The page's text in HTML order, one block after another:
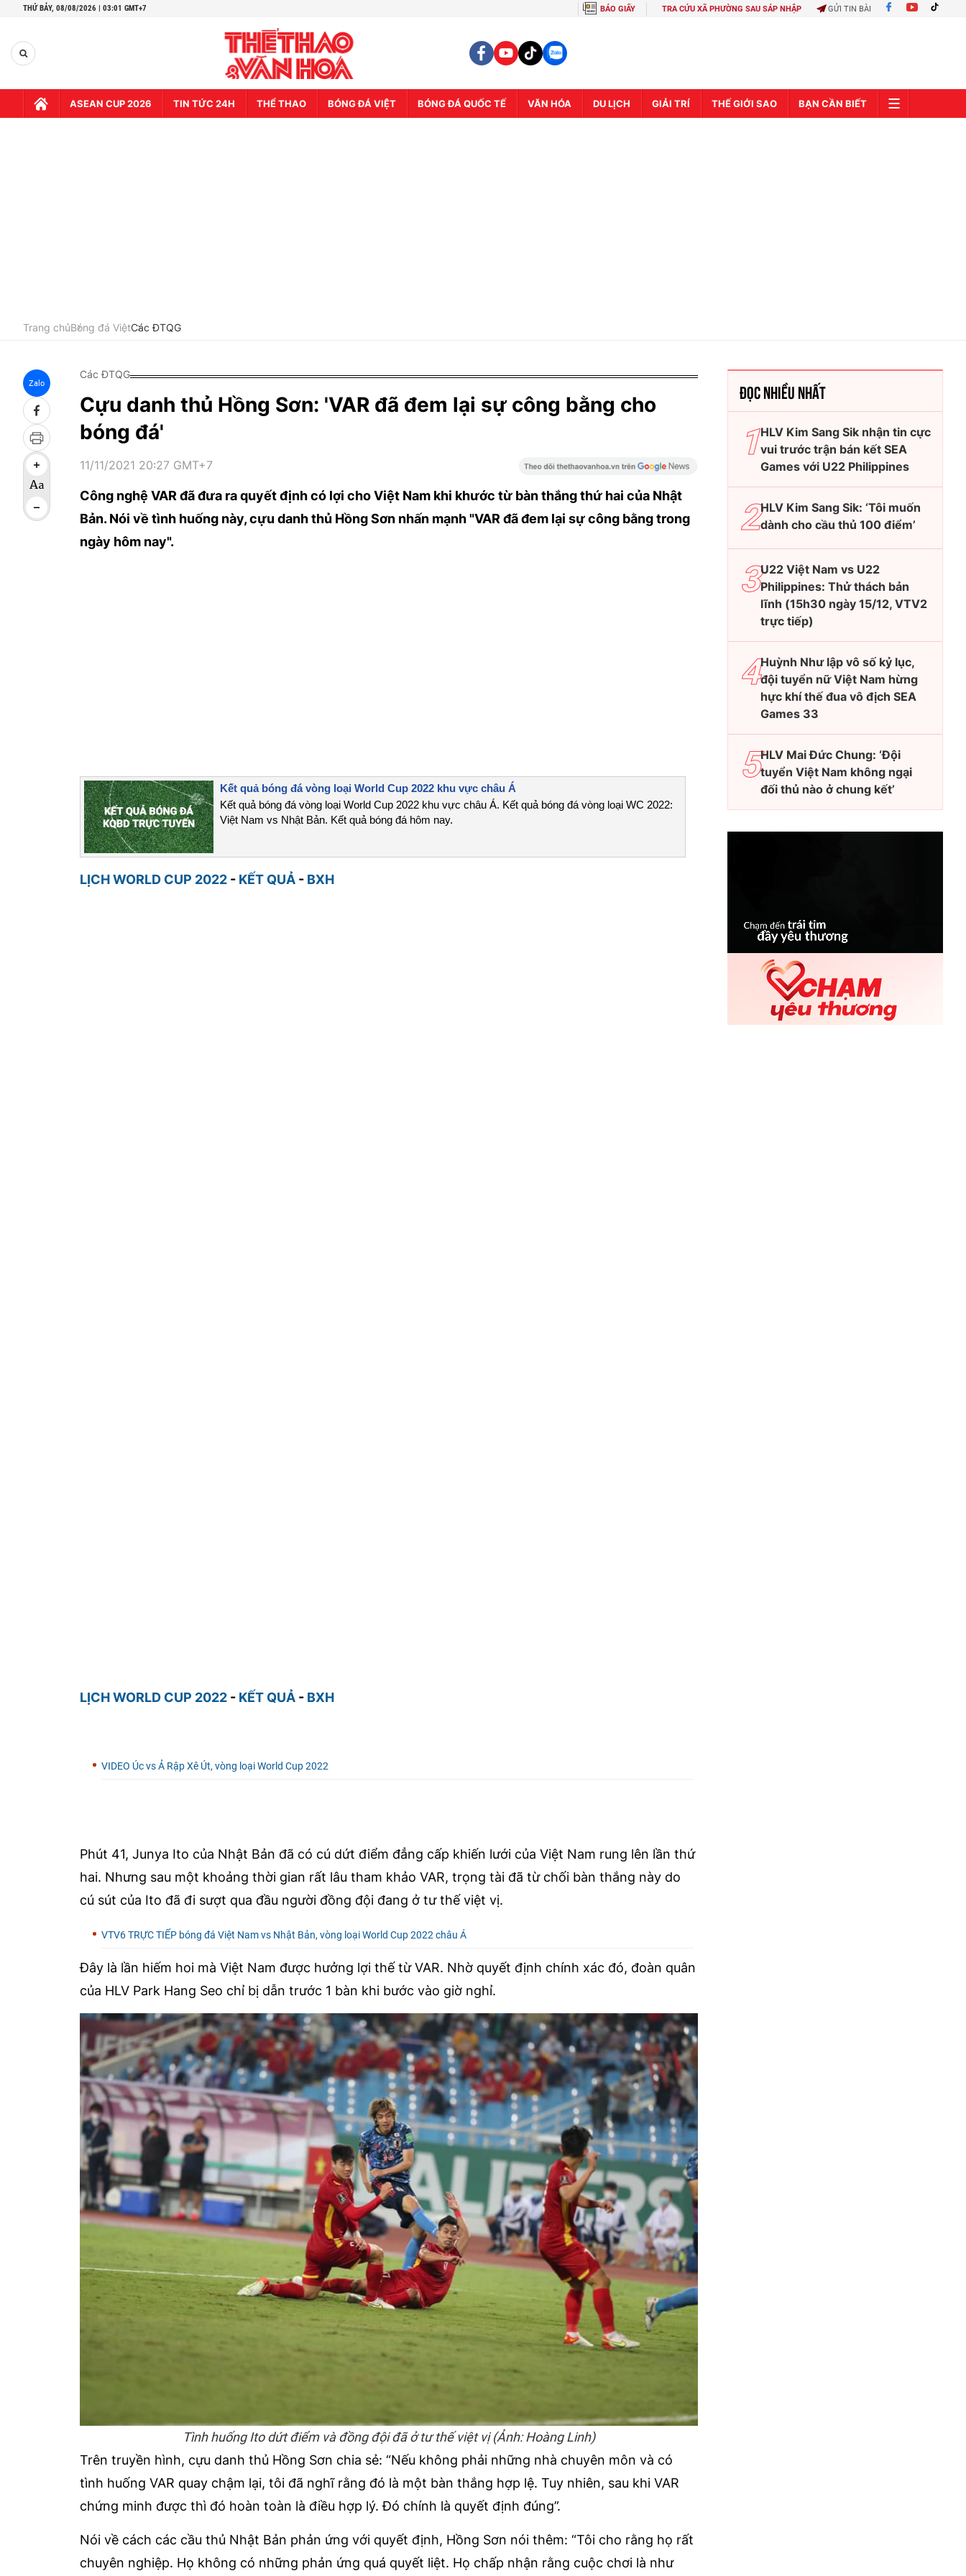
THỨ BẢY, 08/08/2026 | 03:01 GMT+7 BÁO GIẤY TRA CỨU XÃ PHƯỜNG SAU SÁP NHẬP GỬI TIN BÀI
ASEAN CUP 2026 TIN TỨC 24H THỂ THAO BÓNG ĐÁ VIỆT BÓNG ĐÁ QUỐC TẾ VĂN HÓA DU LỊCH GIẢI TRÍ THẾ GIỚI SAO BẠN CẦN BIẾT
Trang chủBóng đá ViệtCác ĐTQG
Zalo
Các ĐTQG
Cựu danh thủ Hồng Sơn: 'VAR đã đem lại sự công bằng cho
bóng đá'
11/11/2021 20:27 GMT+7
Công nghệ VAR đã đưa ra quyết định có lợi cho Việt Nam khi khước từ bàn thắng thứ hai của Nhật
Bản. Nói về tình huống này, cựu danh thủ Hồng Sơn nhấn mạnh "VAR đã đem lại sự công bằng trong
ngày hôm nay".
Kết quả bóng đá vòng loại World Cup 2022 khu vực châu Á
Kết quả bóng đá vòng loại World Cup 2022 khu vực châu Á. Kết quả bóng đá vòng loại WC 2022:
Việt Nam vs Nhật Bản. Kết quả bóng đá hôm nay.
LỊCH WORLD CUP 2022 - KẾT QUẢ - BXH
LỊCH WORLD CUP 2022 - KẾT QUẢ - BXH
VIDEO Úc vs Ả Rập Xê Út, vòng loại World Cup 2022
Phút 41, Junya Ito của Nhật Bản đã có cú dứt điểm đẳng cấp khiến lưới của Việt Nam rung lên lần thứ
hai. Nhưng sau một khoảng thời gian rất lâu tham khảo VAR, trọng tài đã từ chối bàn thắng này do
cú sút của Ito đã đi sượt qua đầu người đồng đội đang ở tư thế việt vị.
VTV6 TRỰC TIẾP bóng đá Việt Nam vs Nhật Bản, vòng loại World Cup 2022 châu Á
Đây là lần hiếm hoi mà Việt Nam được hưởng lợi thế từ VAR. Nhờ quyết định chính xác đó, đoàn quân
của HLV Park Hang Seo chỉ bị dẫn trước 1 bàn khi bước vào giờ nghỉ.
Tình huống Ito dứt điểm và đồng đội đã ở tư thế việt vị (Ảnh: Hoàng Linh)
Trên truyền hình, cựu danh thủ Hồng Sơn chia sẻ: “Nếu không phải những nhà chuyên môn và có
tình huống VAR quay chậm lại, tôi đã nghĩ rằng đó là một bàn thắng hợp lệ. Tuy nhiên, sau khi VAR
chứng minh được thì đó hoàn toàn là điều hợp lý. Đó chính là quyết định đúng”.
Nói về cách các cầu thủ Nhật Bản phản ứng với quyết định, Hồng Sơn nói thêm: “Tôi cho rằng họ rất
chuyên nghiệp. Họ không có những phản ứng quá quyết liệt. Họ chấp nhận rằng cuộc chơi là như
ĐỌC NHIỀU NHẤT
HLV Kim Sang Sik nhận tin cực
vui trước trận bán kết SEA
Games với U22 Philippines
HLV Kim Sang Sik: ‘Tôi muốn
dành cho cầu thủ 100 điểm’
U22 Việt Nam vs U22
Philippines: Thử thách bản
lĩnh (15h30 ngày 15/12, VTV2
trực tiếp)
Huỳnh Như lập vô số kỷ lục,
đội tuyển nữ Việt Nam hừng
hực khí thế đua vô địch SEA
Games 33
HLV Mai Đức Chung: ‘Đội
tuyển Việt Nam không ngại
đối thủ nào ở chung kết’